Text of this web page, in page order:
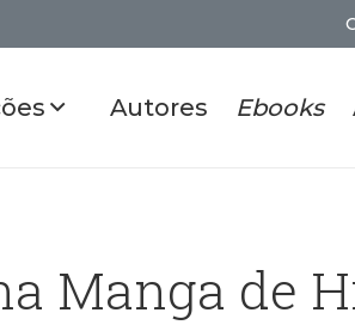
Autores Ebooks
Manga de